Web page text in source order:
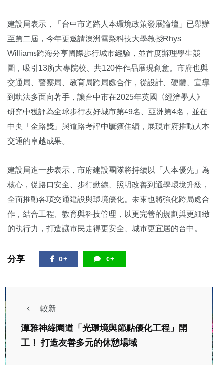
建設局表示，「台中市道路人本環境政策發展論壇」已舉辦
至第二屆，今年更邀請澳洲雪梨科技大學教授Rhys
Williams跨海分享國際步行城市經驗，並首度辦理學生競
圖，吸引13所大專院校、共120件作品展現創意。市府也與
交通局、警察局、教育局跨局處合作，從設計、硬體、宣導
到執法多面向著手，讓台中市在2025年英國《經濟學人》
研究中獲評為全球步行友好城市第49名、亞洲第4名，並在
中央「金路獎」與道路考評中屢獲佳績，展現市府推動人本
交通的卓越成果。
建設局進一步表示，市府建設團隊將持續以「人本優先」為
核心，從路口安全、步行動線、照明改善到通學環境升級，
全面推動各項交通建設與環境優化。未來也將強化跨局處合
作，結合工程、教育與科技管理，以更完善的規劃與更細緻
的執行力，打造讓市民走得更安全、城市更宜居的台中。
分享 0+ 0+
較新
潭雅神綠園道「光環境與節點優化工程」開
工！ 打造友善多元的休憩場域